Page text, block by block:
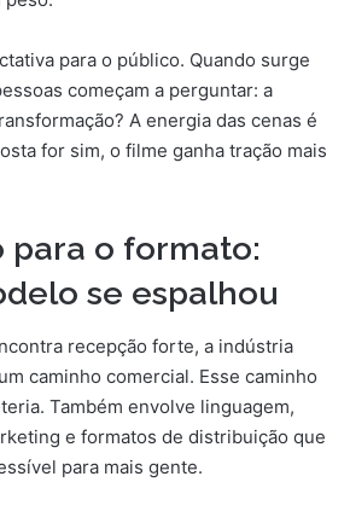
para o público. Quando surge
começam a perguntar: a
A energia das cenas é
for sim, o filme ganha tração mais
para o formato:
se espalhou
recepção forte, a indústria
caminho comercial. Esse caminho
Também envolve linguagem,
e formatos de distribuição que
para mais gente.